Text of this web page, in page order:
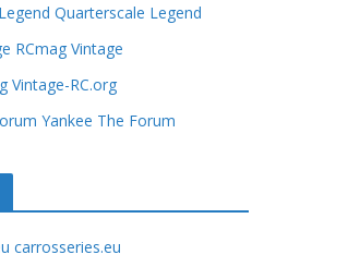
Quarterscale Legend
RCmag Vintage
Vintage-RC.org
Yankee The Forum
carrosseries.eu